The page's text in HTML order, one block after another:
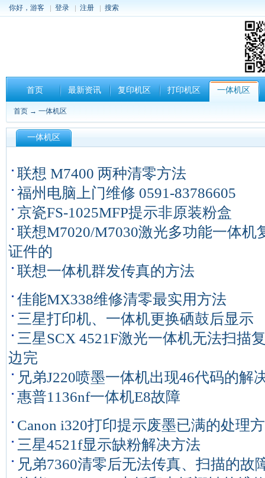
你好，游客 登录 注册 搜索
首页 最新资讯 复印机区 打印机区 一体机区
首页 → 一体机区
一体机区
联想 M7400 两种清零方法
福州电脑上门维修 0591-83786605
京瓷FS-1025MFP提示非原装粉盒
联想M7020/M7030激光多功能一体机
证件的
联想一体机群发传真的方法
佳能MX338维修清零最实用方法
三星打印机、一体机更换硒鼓后显示
三星SCX 4521F激光一体机无法扫描
边完
兄弟J220喷墨一体机出现46代码的解
惠普1136nf一体机E8故障
Canon i320打印提示废墨已满的处理
三星4521f显示缺粉解决方法
兄弟7360清零后无法传真、扫描的故